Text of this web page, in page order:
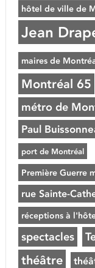
hôtel de ville de
Jean
maires de
Montréal 65
métro de
Paul
port de Montréal
Première Guerre
rue Sainte-
réceptions à
spectacles
théâtre